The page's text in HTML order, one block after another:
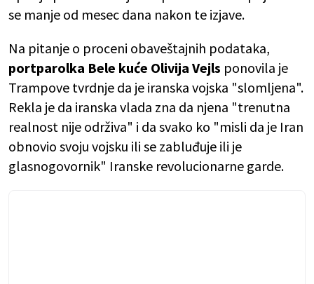
se manje od mesec dana nakon te izjave.
Na pitanje o proceni obaveštajnih podataka,
portparolka Bele kuće Olivija Vejls ponovila je
Trampove tvrdnje da je iranska vojska "slomljena".
Rekla je da iranska vlada zna da njena "trenutna
realnost nije održiva" i da svako ko "misli da je Iran
obnovio svoju vojsku ili se zabluđuje ili je
glasnogovornik" Iranske revolucionarne garde.